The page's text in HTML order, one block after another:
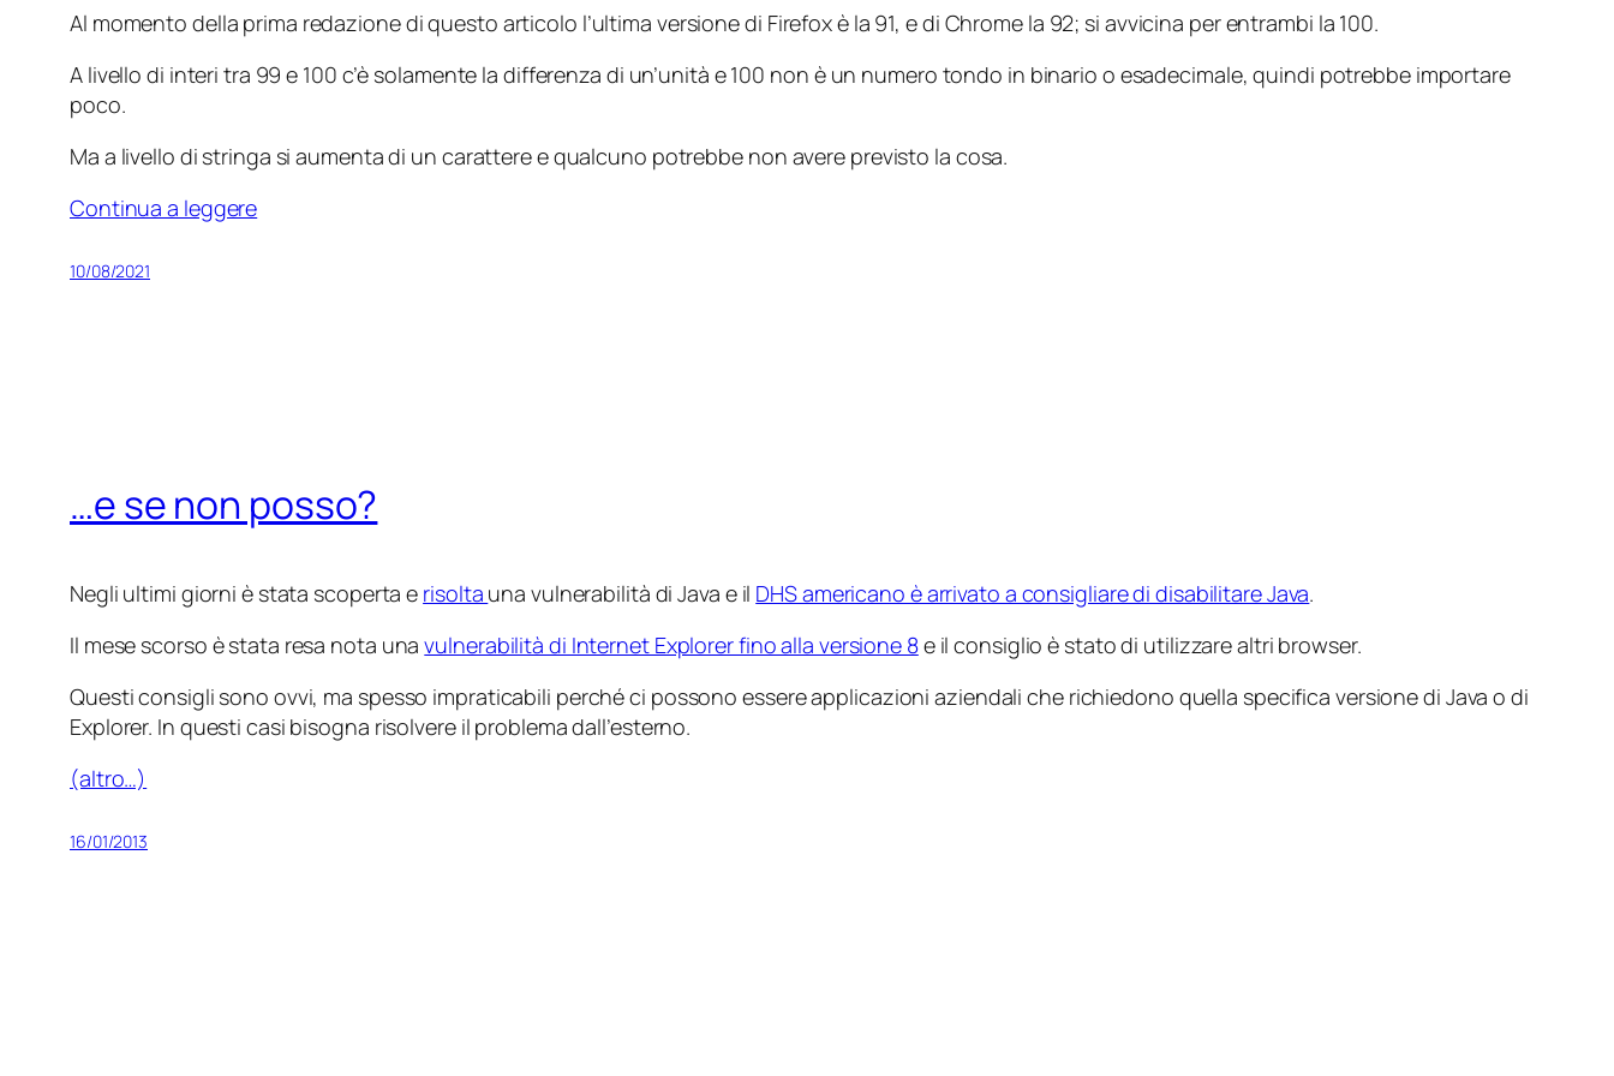
Al momento della prima redazione di questo articolo l’ultima versione di Firefox è la 91, e di Chrome la 92; si avvicina per entrambi la 100.
A livello di interi tra 99 e 100 c’è solamente la differenza di un’unità e 100 non è un numero tondo in binario o esadecimale, quindi potrebbe importare
poco.
Ma a livello di stringa si aumenta di un carattere e qualcuno potrebbe non avere previsto la cosa.
Continua a leggere
10/08/2021
…e se non posso?
Negli ultimi giorni è stata scoperta e risolta una vulnerabilità di Java e il DHS americano è arrivato a consigliare di disabilitare Java.
Il mese scorso è stata resa nota unavulnerabilità di Internet Explorer fino alla versione 8e il consiglio è stato di utilizzare altri browser.
Questi consigli sono ovvi, ma spesso impraticabili perché ci possono essere applicazioni aziendali che richiedono quella specifica versione di Java o di
Explorer. In questi casi bisogna risolvere il problema dall’esterno.
(altro…)
16/01/2013